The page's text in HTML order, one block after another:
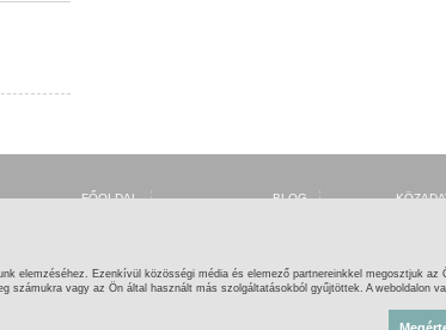
elemzéséhez. Ezenkívül közösségi média és elemező partnereinkkel megosztjuk az
számukra vagy az Ön által használt más szolgáltatásokból gyűjtöttek. A weboldalon
OSZK
BLOG
FŐOLDAL
KAPCSOLAT